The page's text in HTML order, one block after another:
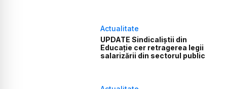
Actualitate
UPDATE Sindicaliștii din
Educație cer retragerea legii
salarizării din sectorul public